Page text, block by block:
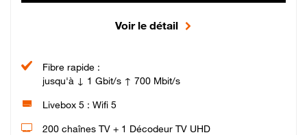
Voir le détail
Fibre rapide :
jusqu'à ↓ 1 Gbit/s ↑ 700 Mbit/s
Livebox 5 : Wifi 5
200 chaînes TV + 1 Décodeur TV UHD